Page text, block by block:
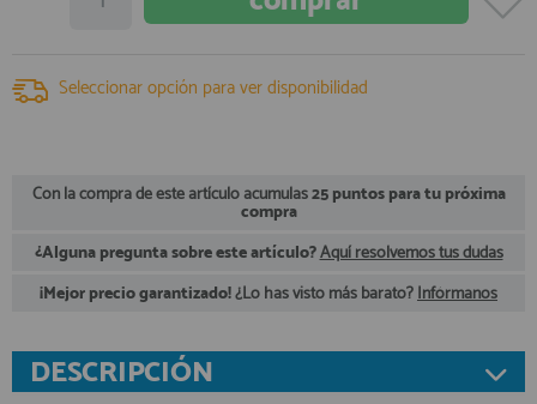
910 60 71 03
HORARIO de TIENDA:
910 51 49 87 Whatsapp
info@francobordo.com
Seleccionar opción para ver disponibilidad
Con la compra de este artículo acumulas25 puntos para tu próxima
compra
¿Alguna pregunta sobre este artículo?Aquí resolvemos tus dudas
¡Mejor precio garantizado!¿Lo has visto más barato?Infórmanos
DESCRIPCIÓN